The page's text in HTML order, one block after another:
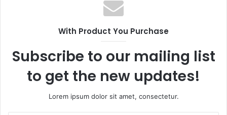
With Product You Purchase
Subscribe to our mailing list
to get the new updates!
Lorem ipsum dolor sit amet, consectetur.